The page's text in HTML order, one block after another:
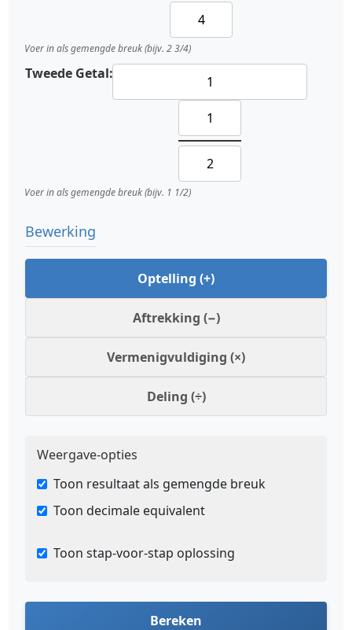
Voer in als gemengde breuk (bijv. 2 3/4)
Tweede Getal:
Voer in als gemengde breuk (bijv. 1 1/2)
Bewerking
Optelling (+)
Aftrekking (−)
Vermenigvuldiging (×)
Deling (÷)
Weergave-opties
Toon resultaat als gemengde breuk
Toon decimale equivalent
Toon stap-voor-stap oplossing
Bereken